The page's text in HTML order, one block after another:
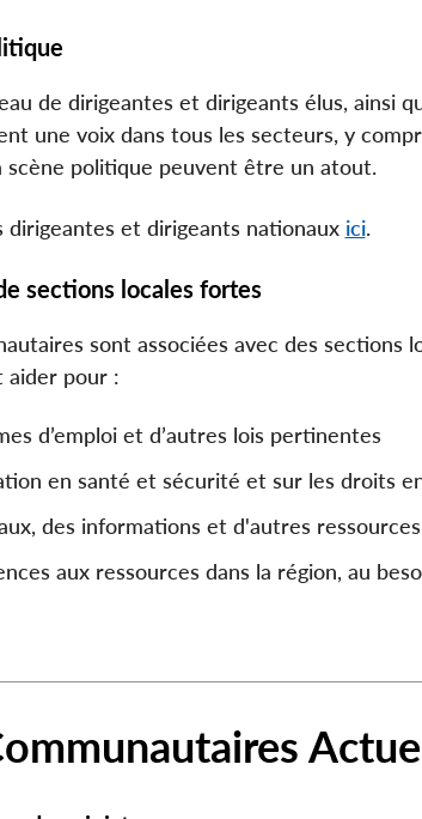
de dirigeantes et dirigeants élus, ainsi
une voix dans tous les secteurs, y
scène politique peuvent être un atout.
dirigeantes et dirigeants nationaux ici.
sections locales fortes
sont associées avec des sections
aider pour :
d’emploi et d’autres lois pertinentes
en santé et sécurité et sur les droits
des informations et d'autres
aux ressources dans la région, au